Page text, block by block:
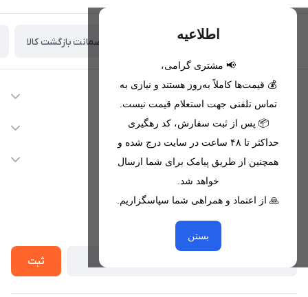
اطلاعیه
📢 مشتری گرامی،
💰 قیمت‌ها کاملاً به‌روز هستند و نیازی به
تماس تلفنی جهت استعلام قیمت نیست.
📦 پس از ثبت سفارش، کد رهگیری
حداکثر تا ۴۸ ساعت در سایت درج شده و
همچنین از طریق پیامک برای شما ارسال
خواهد شد.
🙏 از اعتماد و همراهی شما سپاسگزاریم.
بستن
تحویل اکسپرس(با هماهنگی) ضمانت بازگشت کالا
اطلاعات تماس
09221680256 - 09373782289
nikanmobstore@gmail.com
هرمزگان، بندرخمیر، شهرک رودبار
دسترسی سریع
لیست محصولات
خدمات مشتریان
حریم خصوصی
از جدید‌ترین تخفیف‌ها با‌ خبر شوید
ثبت